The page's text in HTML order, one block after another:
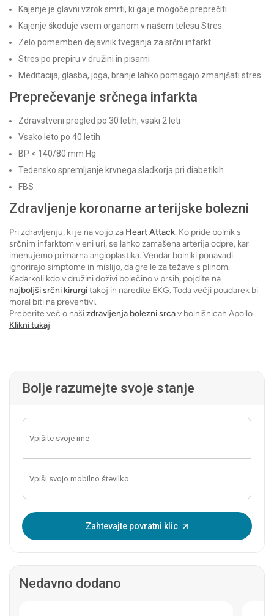
Kajenje je glavni vzrok smrti, ki ga je mogoče preprečiti
Kajenje škoduje vsem organom v našem telesu Stres
Zelo pomemben dejavnik tveganja za srčni infarkt
Stres po prepiru v družini in pisarni
Meditacija, glasba, joga, branje lahko pomagajo zmanjšati stres
Preprečevanje srčnega infarkta
Zdravstveni pregled po 30 letih, vsaki 2 leti
Vsako leto po 40 letih
BP < 140/80 mm Hg
Tedensko spremljanje krvnega sladkorja pri diabetikih
FBS
Zdravljenje koronarne arterijske bolezni
Pri zdravljenju, ki je na voljo za Heart Attack. Ko pride bolnik s
srčnim infarktom v eni uri, se lahko zamašena arterija odpre, kar
imenujemo primarna angioplastika. Vendar bolniki ponavadi
ignorirajo simptome in mislijo, da gre le za težave s plinom.
Kadarkoli kdo v družini doživi bolečino v prsih, pojdite na
najboljši srčni kirurgitakoj in naredite EKG. Toda večji poudarek bi
moral biti na preventivi.
Preberite več o našizdravljenja bolezni srcav bolnišnicah Apollo
Klikni tukaj
Bolje razumejte svoje stanje
Zahtevajte povratni klic
Nedavno dodano